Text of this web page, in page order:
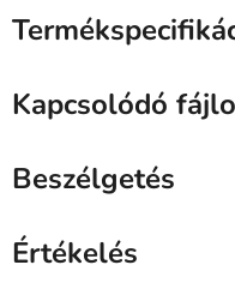
Kapcsolódó
Beszélgetés
Értékelés